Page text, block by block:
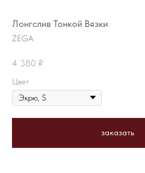
Лонгслив Тонкой Вязки
ZEGA
4 380 ₽
Цвет
заказать